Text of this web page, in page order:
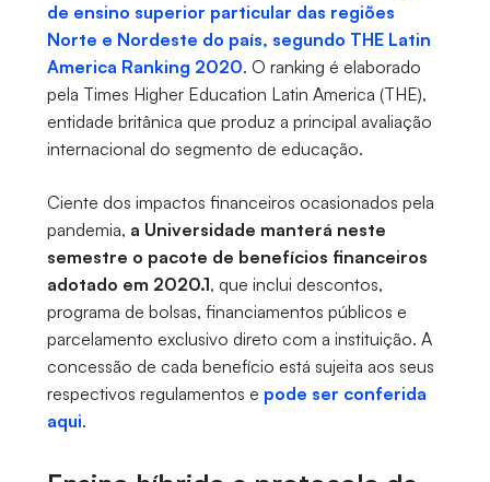
de ensino superior particular das regiões
Norte e Nordeste do país, segundo THE Latin
America Ranking 2020. O ranking é elaborado
pela Times Higher Education Latin America (THE),
entidade britânica que produz a principal avaliação
internacional do segmento de educação.
Ciente dos impactos financeiros ocasionados pela
pandemia, a Universidade manterá neste
semestre o pacote de benefícios financeiros
adotado em 2020.1, que inclui descontos,
programa de bolsas, financiamentos públicos e
parcelamento exclusivo direto com a instituição. A
concessão de cada benefício está sujeita aos seus
respectivos regulamentos e pode ser conferida
aqui.